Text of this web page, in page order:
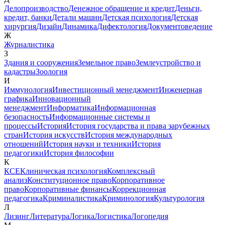
ДелопроизводствоДенежное обращение и кредитДеньги,
кредит, банкиДетали машинДетская психологияДетская
хирургияДизайнДинамикаДифектологияДокументоведение
Ж
Журналистика
З
Здания и сооруженияЗемельное правоЗемлеустройство и
кадастрыЗоология
И
ИммунологияИнвестиционный менеджментИнженерная
графикаИнновационный
менеджментИнформатикаИнформационная
безопасностьИнформационные системы и
процессыИсторияИстория государства и права зарубежных
странИстория искусствИстория международных
отношенийИстория науки и техникиИстория
педагогикиИстория философии
К
КСЕКлиническая психологияКомплексный
анализКонституционное правоКорпоративное
правоКорпоративные финансыКоррекционная
педагогикаКриминалистикаКриминологияКультурология
Л
ЛизингЛитератураЛогикаЛогистикаЛогопедия